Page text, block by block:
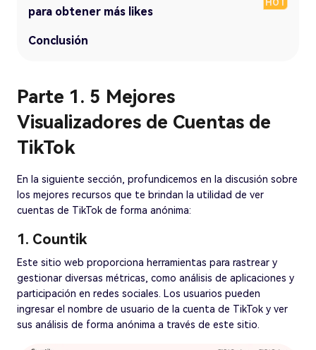
para obtener más likes
HOT
Conclusión
Parte 1. 5 Mejores
Visualizadores de Cuentas de
TikTok
En la siguiente sección, profundicemos en la discusión sobre
los mejores recursos que te brindan la utilidad de ver
cuentas de TikTok de forma anónima:
1. Countik
Este sitio web proporciona herramientas para rastrear y
gestionar diversas métricas, como análisis de aplicaciones y
participación en redes sociales. Los usuarios pueden
ingresar el nombre de usuario de la cuenta de TikTok y ver
sus análisis de forma anónima a través de este sitio.